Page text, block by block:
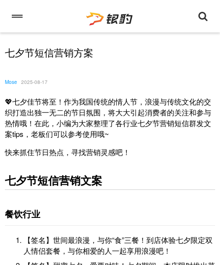
七夕节短信营销方案
Mose 2025-08-17
💖七夕佳节将至！作为我国传统的情人节，浪漫与传统文化的交
织打造出独一无二的节日氛围，将大大引起消费者的关注和参与
热情哦！在此，小编为大家整理了各行业七夕节营销短信群发文
案tips，老板们可以参考使用哦~
快来抓住节日热点，寻找营销灵感吧！
七夕节短信营销文案
餐饮行业
【签名】世间最浪漫，与你“食”三餐！到店体验七夕限定双
人情侣套餐，与你相爱的人一起享用浪漫吧！